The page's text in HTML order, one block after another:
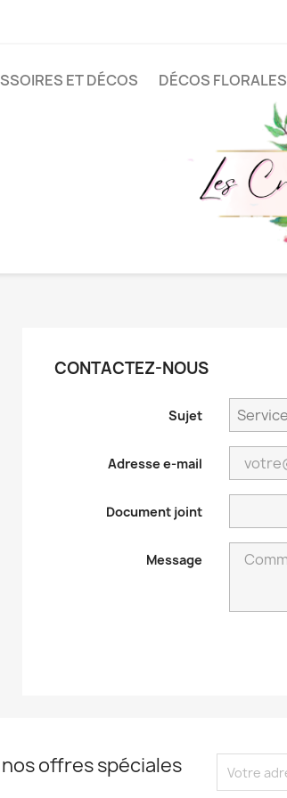
ET DÉCOS DÉCOS FLORALES
CONTACTEZ-NOUS
Sujet
Adresse e-mail
Document joint
Message
offres spéciales